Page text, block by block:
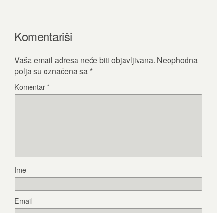
Komentariši
Vaša email adresa neće biti objavljivana. Neophodna
polja su označena sa *
Komentar*
Ime
Email